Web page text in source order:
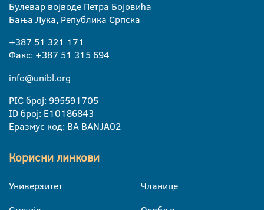
Булевар војводе Петра Бојовића
Бања Лука, Република Српска
+387 51 321 171
Факс: +387 51 315 694
info@unibl.org
PIC број: 995591705
ID број: E10186843
Еразмус код: BA BANJA02
Корисни линкови
Универзитет
Чланице